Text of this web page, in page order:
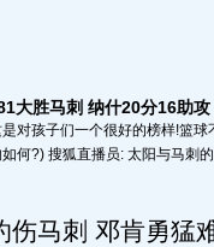
大胜马刺 纳什20分16助攻
对孩子们一个很好的榜样!篮球
何?) 搜狐直播员: 太阳与马刺
伤马刺 邓肯勇猛